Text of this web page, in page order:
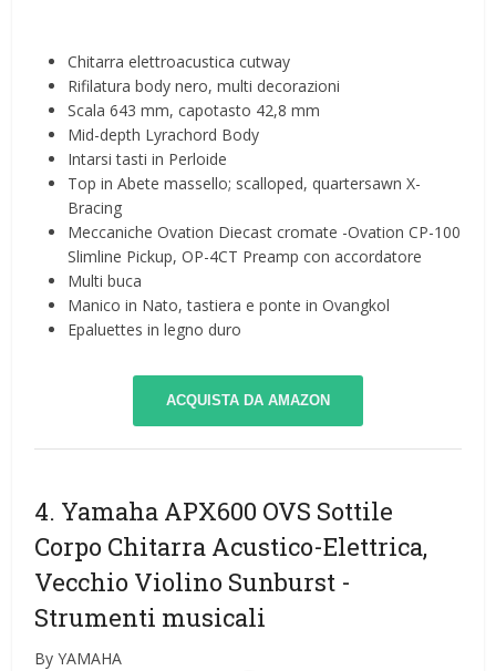
Chitarra elettroacustica cutway
Rifilatura body nero, multi decorazioni
Scala 643 mm, capotasto 42,8 mm
Mid-depth Lyrachord Body
Intarsi tasti in Perloide
Top in Abete massello; scalloped, quartersawn X-
Bracing
Meccaniche Ovation Diecast cromate -Ovation CP-100
Slimline Pickup, OP-4CT Preamp con accordatore
Multi buca
Manico in Nato, tastiera e ponte in Ovangkol
Epaluettes in legno duro
ACQUISTA DA AMAZON
4. Yamaha APX600 OVS Sottile
Corpo Chitarra Acustico-Elettrica,
Vecchio Violino Sunburst -
Strumenti musicali
By YAMAHA